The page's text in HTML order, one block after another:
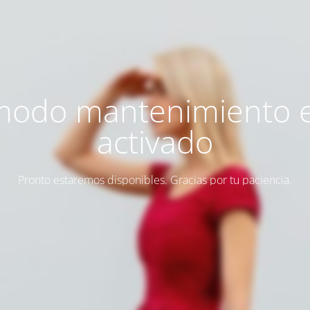
mantenimiento
activado
Pronto estaremos disponibles. Gracias por tu paciencia.